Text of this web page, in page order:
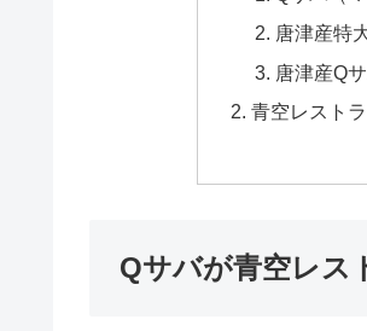
唐津産特
唐津産Q
青空レスト
Qサバが青空レス